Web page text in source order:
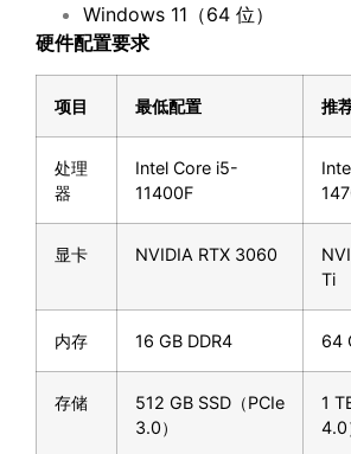
Windows 11（64 位）
硬件配置要求
项目 最低配置 推
处理
器
Intel Core i5-
11400F
显卡 NVIDIA RTX 3060
Ti
内存 16 GB DDR4 64
存储
512 GB SSD（PCIe
3.0）
1
4.0